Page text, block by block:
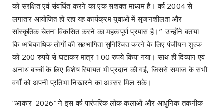
को संरक्षित एवं संवर्धित करने का एक सशक्त माध्यम है। वर्ष 2004 से
लगातार आयोजित हो रहा यह कार्यक्रम युवाओं में सृजनशीलता और
सांस्कृतिक चेतना विकसित करने का महत्वपूर्ण प्रयास है।” उन्होंने बताया
कि अधिकाधिक लोगों की सहभागिता सुनिश्चित करने के लिए पंजीयन शुल्क
को 200 रुपये से घटाकर मात्र 100 रुपये किया गया। साथ ही दिव्यांग एवं
अनाथ बच्चों के लिए विशेष रियायत भी प्रदान की गई, जिससे समाज के सभी
वर्गों को अपनी प्रतिभा निखारने का अवसर मिल सके।
“आकार-2026” ने इस वर्ष पारंपरिक लोक कलाओं और आधुनिक तकनीक